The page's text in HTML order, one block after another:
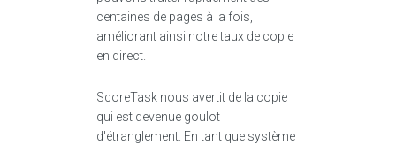
centaines de pages à la fois,
améliorant ainsi notre taux de copie
en direct.
ScoreTask nous avertit de la copie
qui est devenue goulot
d'étranglement. En tant que système